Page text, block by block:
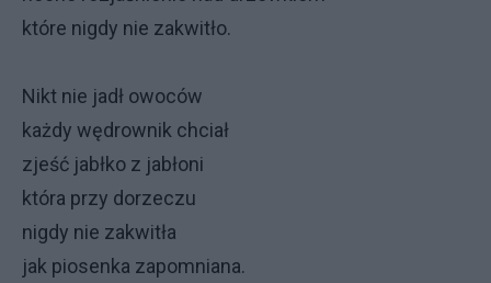
które nigdy nie zakwitło.
Nikt nie jadł owoców
każdy wędrownik chciał
zjeść jabłko z jabłoni
która przy dorzeczu
nigdy nie zakwitła
jak piosenka zapomniana.